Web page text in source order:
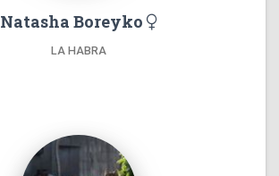
Natasha Boreyko
LA HABRA